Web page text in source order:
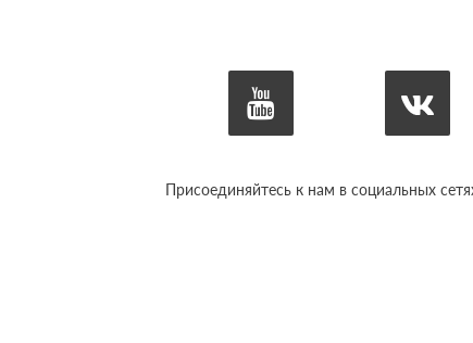
Присоединяйтесь к нам в социальных